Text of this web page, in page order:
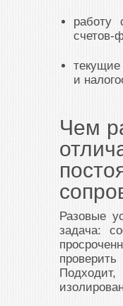
счетов-
и
Чем
Разовые
задача: